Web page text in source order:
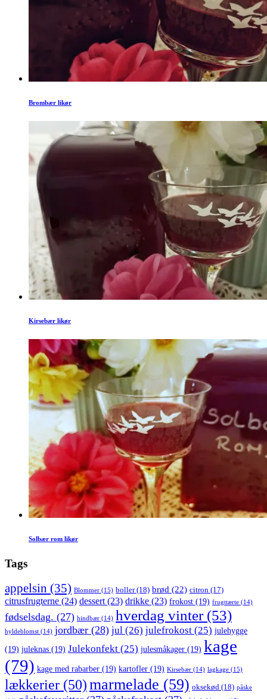
Brombær likør
Kirsebær likør
Solbær rom likør
Tags
appelsin (35) Blommer (15) boller(18) brød (22) citron (17)
citrusfrugterne (24) dessert (23) drikke (23) frokost (19) frugttærte (14)
fødselsdag. (27) hindbær (14) hverdag vinter(53)
hyldeblomst (14) jordbær (28) jul (26) julefrokost (25) julehygge
(19) juleknas (19) Julekonfekt (25) julesmåkager (19) kage
(79) kage med rabarber (19) kartofler (19) Kirsebær (14) lagkage (15)
lækkerier (50)marmelade (59) oksekød (18) påske